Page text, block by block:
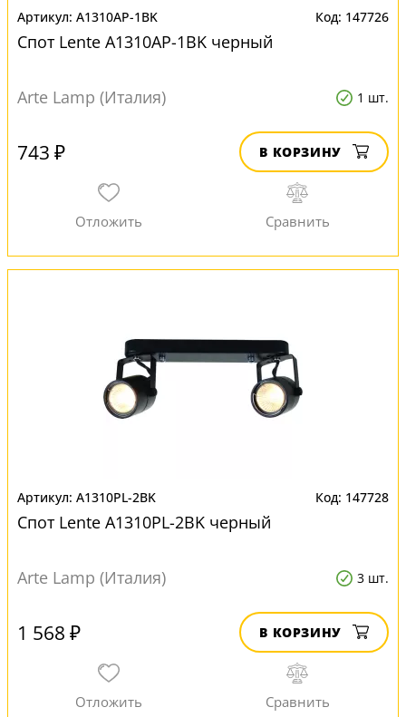
A1310AP-1BK 147726
Спот Lente A1310AP-1BK черный
Arte Lamp (Италия) 1 шт.
743 ₽ В КОРЗИНУ
A1310PL-2BK 147728
Спот Lente A1310PL-2BK черный
Arte Lamp (Италия) 3 шт.
1 568 ₽ В КОРЗИНУ